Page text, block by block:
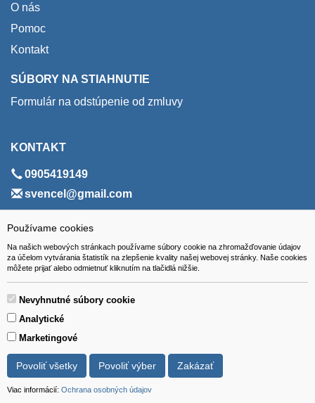
Používame cookies
Na našich webových stránkach používame súbory cookie na zhromažďovanie údajov
za účelom vytvárania štatistík na zlepšenie kvality našej webovej stránky. Naše cookies
môžete prijať alebo odmietnuť kliknutím na tlačidlá nižšie.
Nevyhnutné súbory cookie
Analytické
Marketingové
Povoliť všetky Povoliť výber Zakázať
Viac informácií: Ochrana osobných údajov
O nás
Pomoc
Kontakt
SÚBORY NA STIAHNUTIE
Formulár na odstúpenie od zmluvy
KONTAKT
0905419149
svencel@gmail.com
ADRESA
VEST - tech s.r.o.
Hviezdoslavova 280/6, 965 01 Žiar nad Hronom
Slovakia (Slovak Republic)
Všetky ceny sú uvádzané vrátane DPH.
© 2018 GIBOX, s.r.o. • Generuje redakčný systém YGScms •